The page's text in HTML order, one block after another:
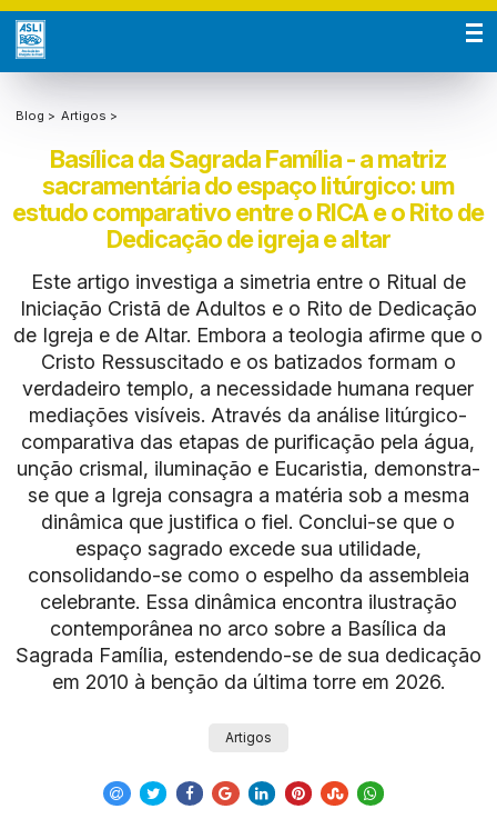
Blog > Artigos >
Basílica da Sagrada Família - a matriz
sacramentária do espaço litúrgico: um
estudo comparativo entre o RICA e o Rito de
Dedicação de igreja e altar
Este artigo investiga a simetria entre o Ritual de
Iniciação Cristã de Adultos e o Rito de Dedicação
de Igreja e de Altar. Embora a teologia afirme que o
Cristo Ressuscitado e os batizados formam o
verdadeiro templo, a necessidade humana requer
mediações visíveis. Através da análise litúrgico-
comparativa das etapas de purificação pela água,
unção crismal, iluminação e Eucaristia, demonstra-
se que a Igreja consagra a matéria sob a mesma
dinâmica que justifica o fiel. Conclui-se que o
espaço sagrado excede sua utilidade,
consolidando-se como o espelho da assembleia
celebrante. Essa dinâmica encontra ilustração
contemporânea no arco sobre a Basílica da
Sagrada Família, estendendo-se de sua dedicação
em 2010 à benção da última torre em 2026.
Artigos